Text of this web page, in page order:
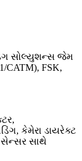
સોલ્યુશન્સ જેમ
CATM), FSK,
કેમેરા ડાયરેક્ટ
સેન્સર સાથે